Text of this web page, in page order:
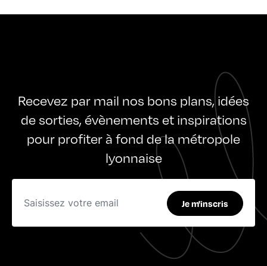
Recevez par mail nos bons plans, idées
de sorties, évènements et inspirations
pour profiter à fond de la métropole
lyonnaise
Je m'inscris